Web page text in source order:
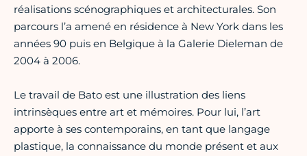
réalisations scénographiques et architecturales. Son
parcours l’a amené en résidence à New York dans les
années 90 puis en Belgique à la Galerie Dieleman de
2004 à 2006.
Le travail de Bato est une illustration des liens
intrinsèques entre art et mémoires. Pour lui, l’art
apporte à ses contemporains, en tant que langage
plastique, la connaissance du monde présent et aux